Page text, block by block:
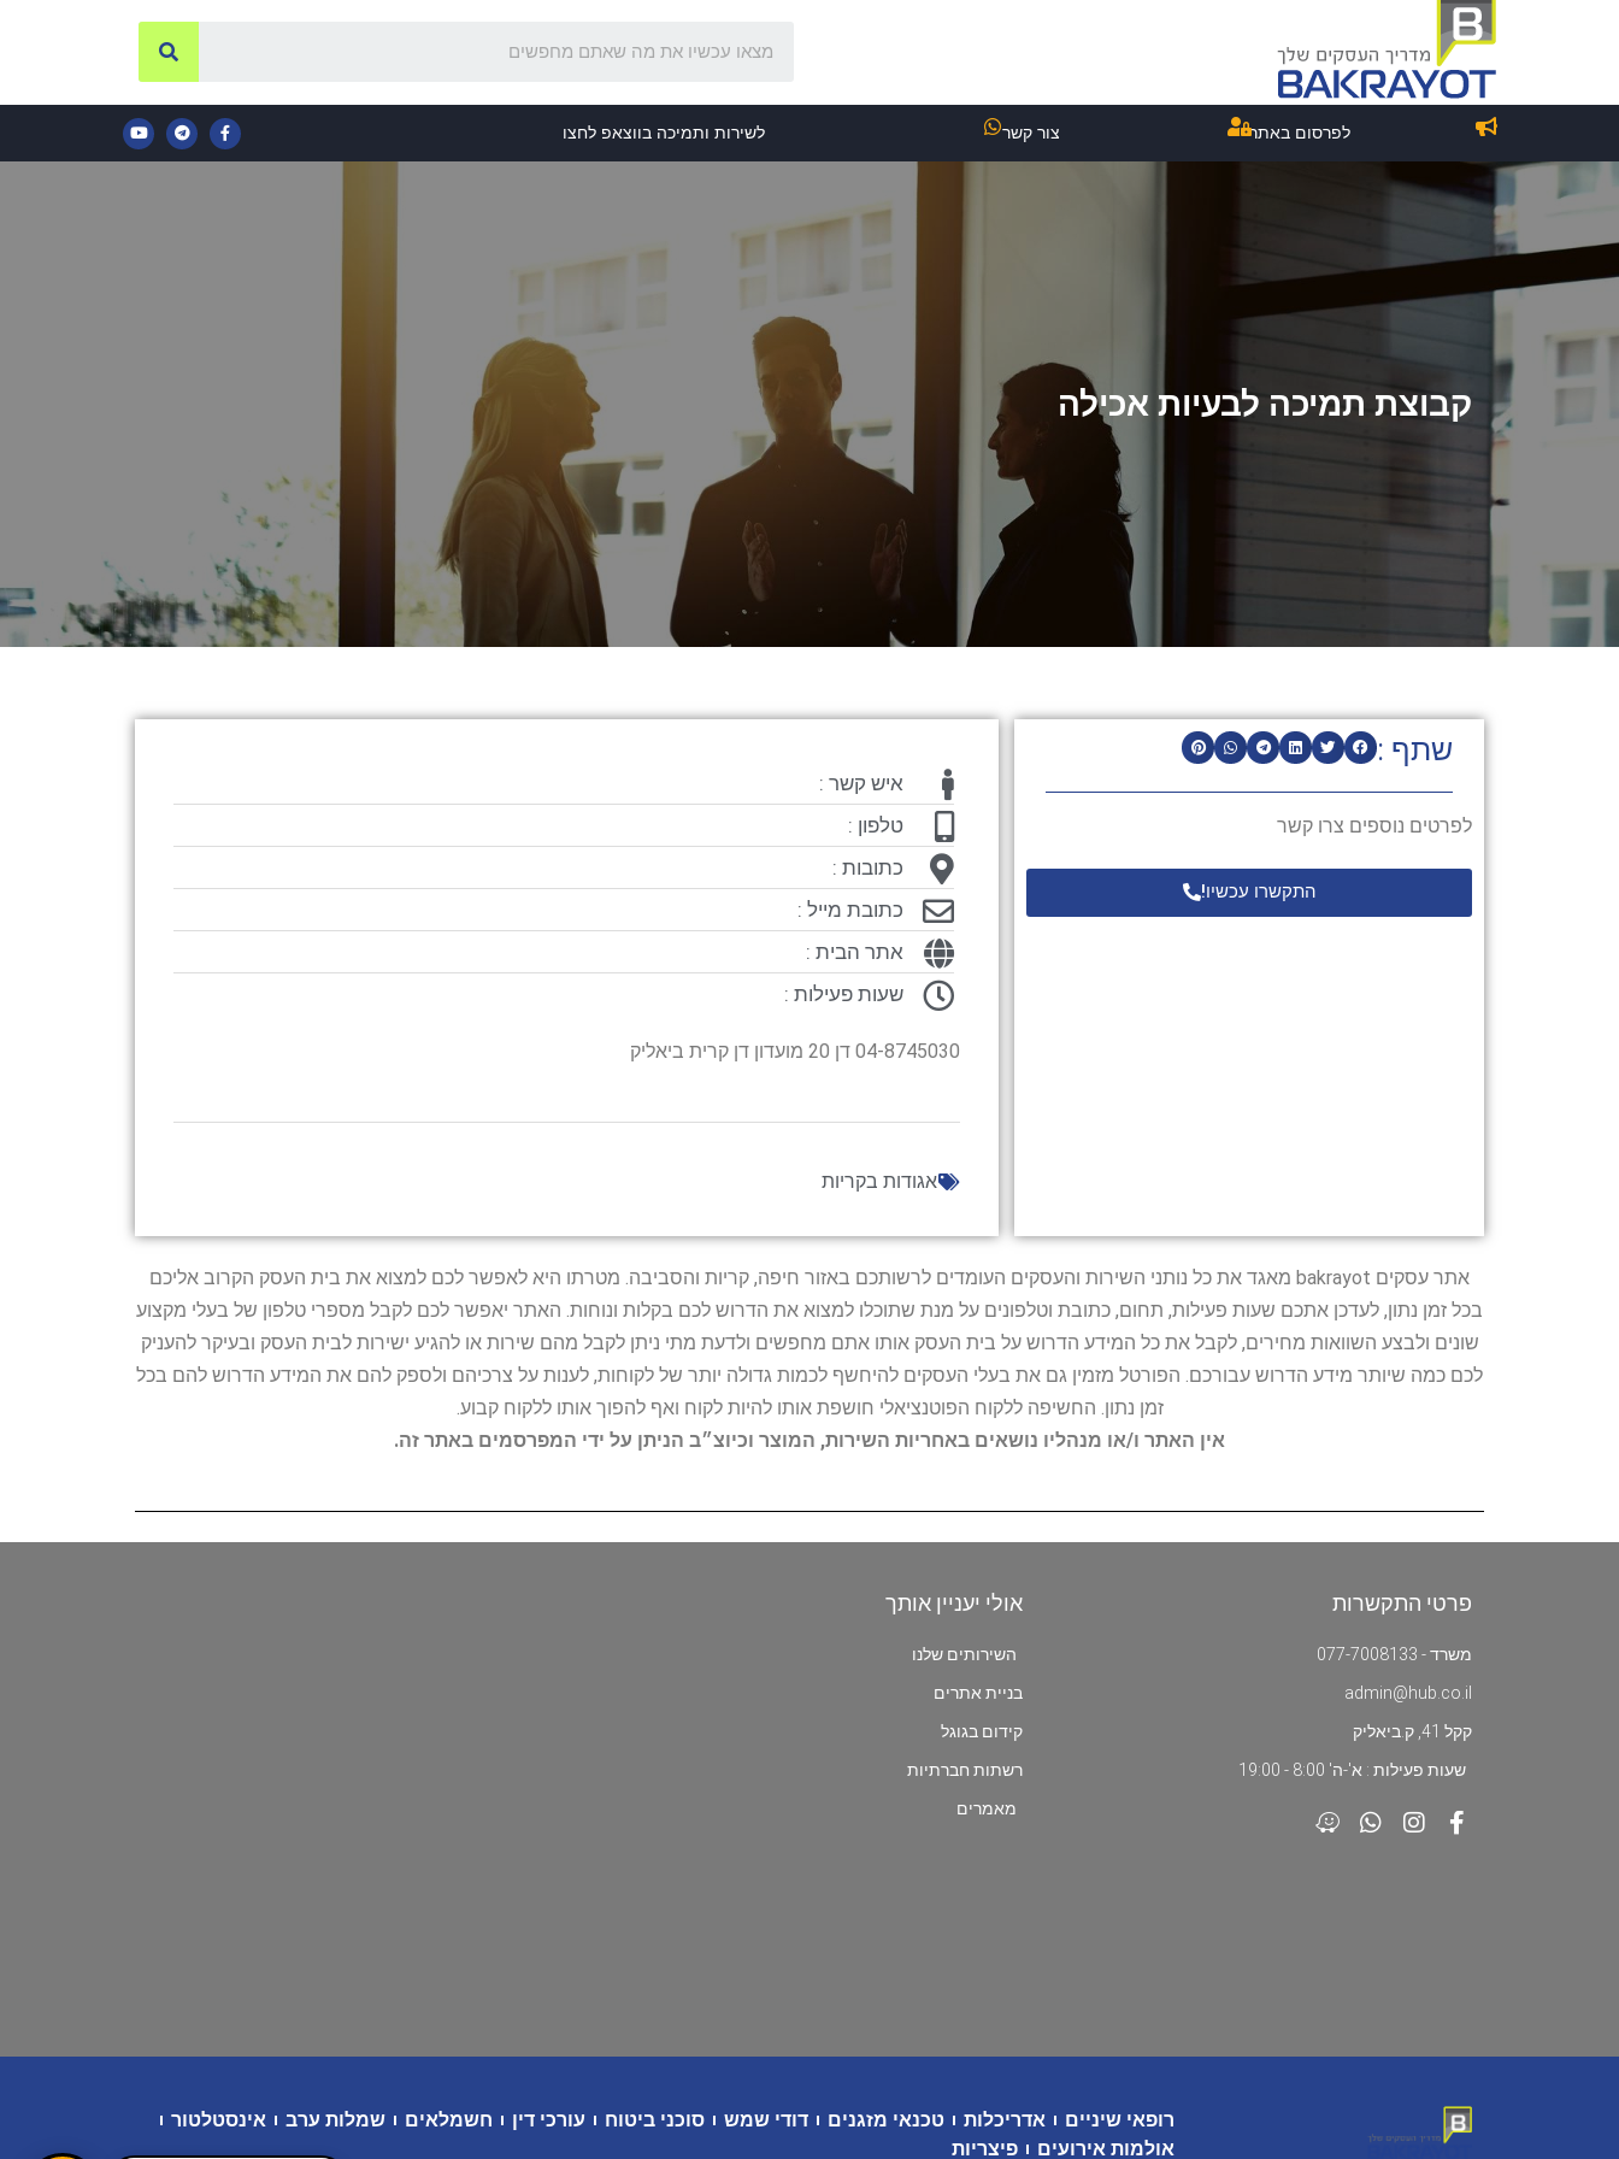
לפרסום באתר צור קשר לשירות ותמיכה בווצאפ לחצו
קבוצת תמיכה לבעיות אכילה
שתף :
לפרטים נוספים צרו קשר
התקשרו עכשיו!
איש קשר :
טלפון :
כתובות :
כתובת מייל :
אתר הבית :
שעות פעילות :
04-8745030 דן 20 מועדון דן קרית ביאליק
אגודות בקריות
אתר עסקים bakrayot מאגד את כל נותני השירות והעסקים העומדים לרשותכם באזור חיפה, קריות והסביבה. מטרתו היא לאפשר לכם למצוא את בית העסק הקרוב אליכם
בכל זמן נתון, לעדכן אתכם שעות פעילות, תחום, כתובת וטלפונים על מנת שתוכלו למצוא את הדרוש לכם בקלות ונוחות. האתר יאפשר לכם לקבל מספרי טלפון של בעלי מקצוע
שונים ולבצע השוואות מחירים, לקבל את כל המידע הדרוש על בית העסק אותו אתם מחפשים ולדעת מתי ניתן לקבל מהם שירות או להגיע ישירות לבית העסק ובעיקר להעניק
לכם כמה שיותר מידע הדרוש עבורכם. הפורטל מזמין גם את בעלי העסקים להיחשף לכמות גדולה יותר של לקוחות, לענות על צרכיהם ולספק להם את המידע הדרוש להם בכל
זמן נתון. החשיפה ללקוח הפוטנציאלי חושפת אותו להיות לקוח ואף להפוך אותו ללקוח קבוע.
אין האתר ו/או מנהליו נושאים באחריות השירות, המוצר וכיוצ״ב הניתן על ידי המפרסמים באתר זה.
פרטי התקשרות
משרד - 077-7008133
admin@hub.co.il
קקל 41, ק.ביאליק
שעות פעילות : א'-ה' 8:00 - 19:00
אולי יעניין אותך
השירותים שלנו
בניית אתרים
קידום בגוגל
רשתות חברתיות
מאמרים
רופאי שיניים אדריכלות טכנאי מזגנים דודי שמש סוכני ביטוח עורכי דין חשמלאים שמלות ערב
אינסטלטור
אולמות אירועים
פיצריות